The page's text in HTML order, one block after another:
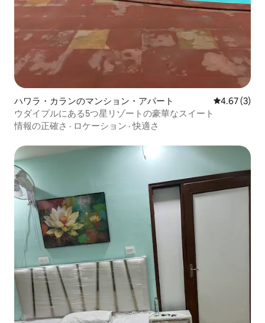
ハワラ・カランのマンション・アパート レビュー3
4.67 (3)
ウダイプルにある5つ星リゾートの豪華なスイート
情報の正確さ · ロケーション ·快適さ